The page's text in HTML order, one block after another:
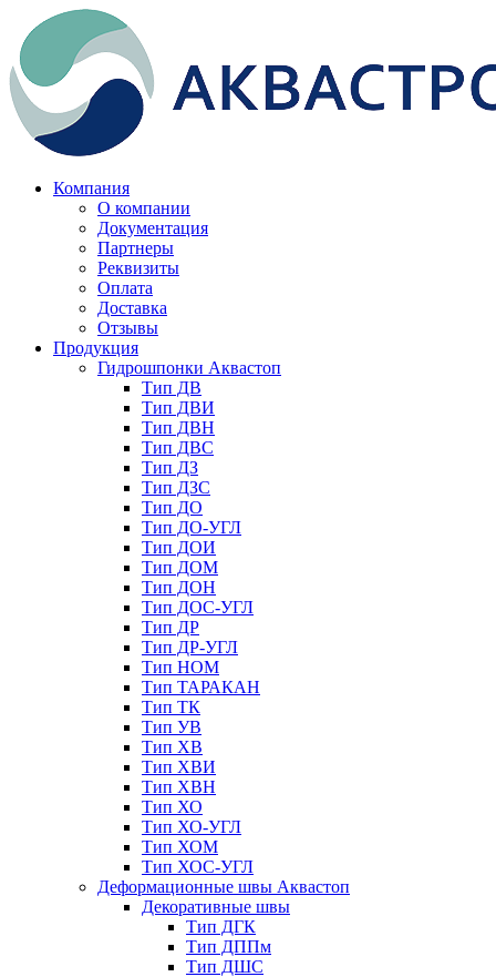
Компания
О компании
Документация
Партнеры
Реквизиты
Оплата
Доставка
Отзывы
Продукция
Гидрошпонки Аквастоп
Тип ДВ
Тип ДВИ
Тип ДВН
Тип ДВС
Тип ДЗ
Тип ДЗС
Тип ДО
Тип ДО-УГЛ
Тип ДОИ
Тип ДОМ
Тип ДОН
Тип ДОС-УГЛ
Тип ДР
Тип ДР-УГЛ
Тип НОМ
Тип ТАРАКАН
Тип ТК
Тип УВ
Тип ХВ
Тип ХВИ
Тип ХВН
Тип ХО
Тип ХО-УГЛ
Тип ХОМ
Тип ХОС-УГЛ
Деформационные швы Аквастоп
Декоративные швы
Тип ДГК
Тип ДППм
Тип ДШС